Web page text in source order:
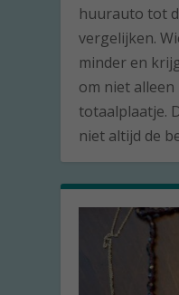
huurauto tot
vergelijken.
minder en
om niet
totaalplaatje.
niet altijd de